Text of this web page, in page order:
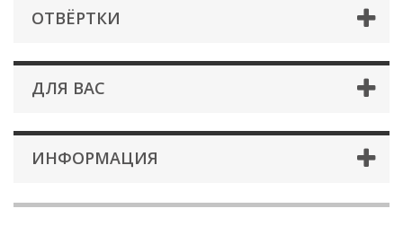
ОТВЁРТКИ
ДЛЯ ВАС
ИНФОРМАЦИЯ